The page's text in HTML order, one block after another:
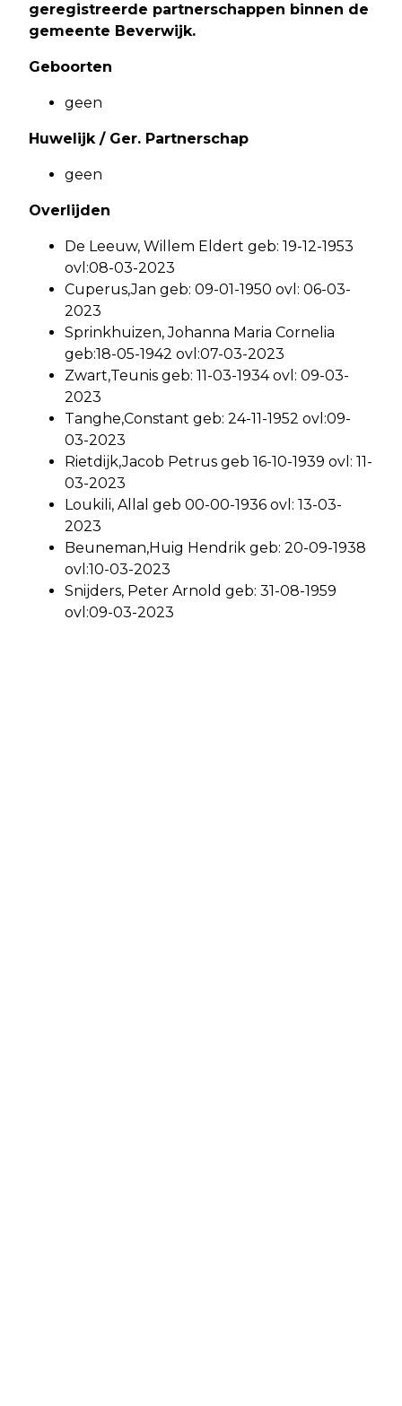
geregistreerde partnerschappen binnen de
gemeente Beverwijk.
Geboorten
geen
Huwelijk / Ger. Partnerschap
geen
Overlijden
De Leeuw, Willem Eldert geb: 19-12-1953
ovl:08-03-2023
Cuperus,Jan geb: 09-01-1950 ovl: 06-03-
2023
Sprinkhuizen, Johanna Maria Cornelia
geb:18-05-1942 ovl:07-03-2023
Zwart,Teunis geb: 11-03-1934 ovl: 09-03-
2023
Tanghe,Constant geb: 24-11-1952 ovl:09-
03-2023
Rietdijk,Jacob Petrus geb 16-10-1939 ovl: 11-
03-2023
Loukili, Allal geb 00-00-1936 ovl: 13-03-
2023
Beuneman,Huig Hendrik geb: 20-09-1938
ovl:10-03-2023
Snijders, Peter Arnold geb: 31-08-1959
ovl:09-03-2023